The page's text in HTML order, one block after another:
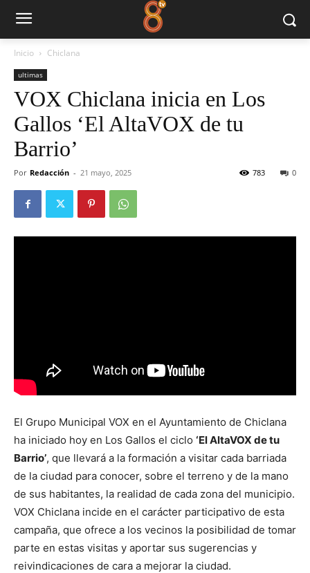
Inicio Chiclana
ultimas
VOX Chiclana inicia en Los
Gallos ‘El AltaVOX de tu
Barrio’
Por Redacción - 21 mayo, 2025 0
783
El Grupo Municipal VOX en el Ayuntamiento de Chiclana
ha iniciado hoy en Los Gallos el ciclo ‘El AltaVOX de tu
Barrio’, que llevará a la formación a visitar cada barriada
de la ciudad para conocer, sobre el terreno y de la mano
de sus habitantes, la realidad de cada zona del municipio.
VOX Chiclana incide en el carácter participativo de esta
campaña, que ofrece a los vecinos la posibilidad de tomar
parte en estas visitas y aportar sus sugerencias y
reivindicaciones de cara a mejorar la ciudad.